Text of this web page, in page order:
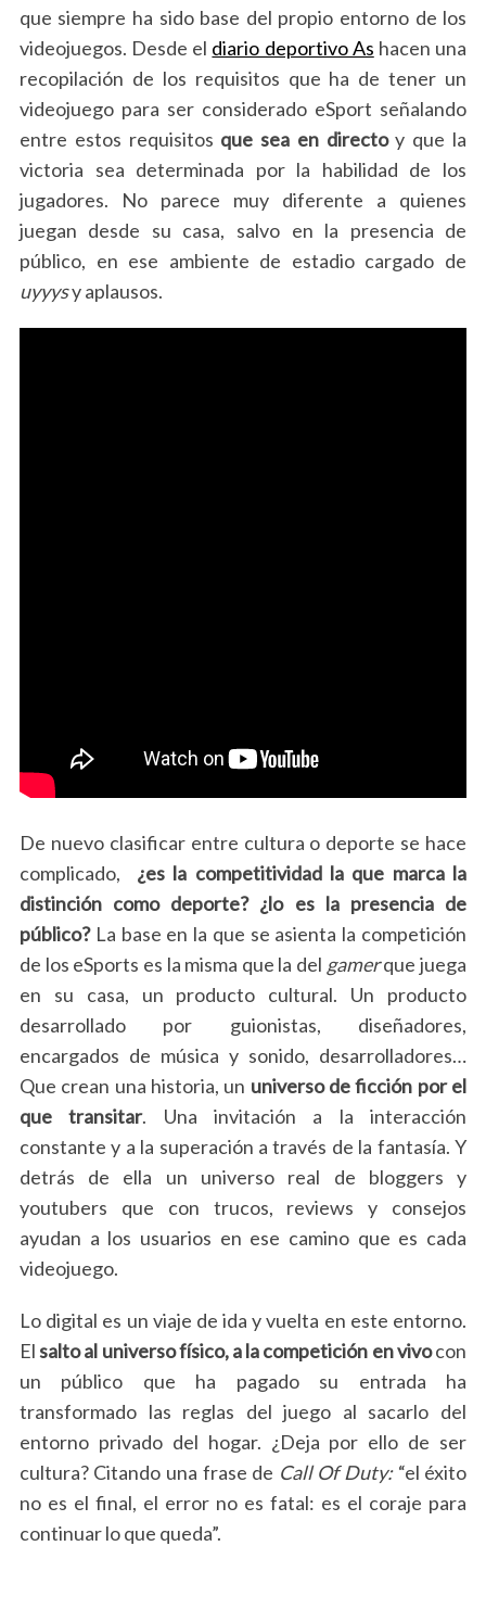
que siempre ha sido base del propio entorno de los
videojuegos. Desde el diario deportivo As hacen una
recopilación de los requisitos que ha de tener un
videojuego para ser considerado eSport señalando
entre estos requisitos que sea en directoy que la
victoria sea determinada por la habilidad de los
jugadores. No parece muy diferente a quienes
juegan desde su casa, salvo en la presencia de
público, en ese ambiente de estadio cargado de
uyyysy aplausos.
De nuevo clasificar entre cultura o deporte se hace
complicado,
¿es la competitividad la que marca la
distinción como deporte? ¿lo es la presencia de
público? La base en la que se asienta la competición
de los eSports es la misma que la del gamerque juega
en su casa, un producto cultural. Un producto
desarrollado por guionistas, diseñadores,
encargados de música y sonido, desarrolladores…
Que crean una historia, un universo de ficción por el
que transitar. Una invitación a la interacción
constante y a la superación a través de la fantasía. Y
detrás de ella un universo real de bloggers y
youtubers que con trucos, reviews y consejos
ayudan a los usuarios en ese camino que es cada
videojuego.
Lo digital es un viaje de ida y vuelta en este entorno.
Elsalto al universo físico, a la competición en vivocon
un público que ha pagado su entrada ha
transformado las reglas del juego al sacarlo del
entorno privado del hogar. ¿Deja por ello de ser
cultura? Citando una frase de Call Of Duty: “el éxito
no es el final, el error no es fatal: es el coraje para
continuar lo que queda”.
S
e
r
c
h
r
: